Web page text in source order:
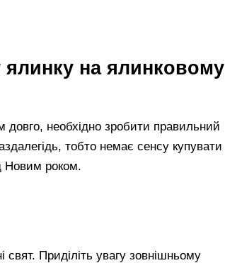
на ялинковому
необхідно зробити правильний
тобто немає сенсу купувати
Новим роком.
Приділіть увагу зовнішньому